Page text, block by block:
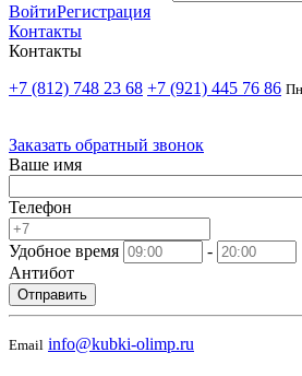
ВойтиРегистрация
Контакты
Контакты
+7 (812) 748 23 68 +7 (921) 445 76 86
Заказать обратный звонок
Ваше имя
Телефон
Удобное время
-
Антибот
Отправить
Email info@kubki-olimp.ru